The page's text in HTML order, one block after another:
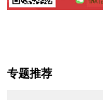
专题推荐